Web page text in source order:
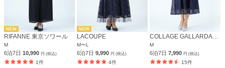
RIFANNE 東京ソワール
M
6泊7日 10,990 円 (税込)
1件
LACOUPE
M〜L
6泊7日9,990円 (税込)
4件
COLLAGE GALLARDAGALANTE
M
6泊7日7,990円 (税込)
15件